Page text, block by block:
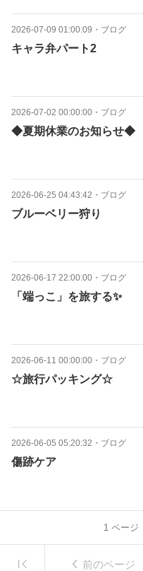
2026-07-09 01:00:09 ・ ブログ
キャラ弁パート2
2026-07-02 00:00:00 ・ ブログ
◆夏期休業のお知らせ◆
2026-06-25 04:43:42 ・ ブログ
ブルーベリー狩り
2026-06-17 22:00:00 ・ ブログ
「端っこ」を旅する✨
2026-06-11 00:00:00 ・ ブログ
☆旅行パッキング☆
2026-06-05 05:20:32 ・ ブログ
傷跡ケア
1ページ
前のページ